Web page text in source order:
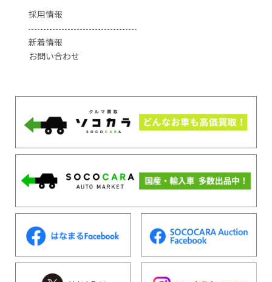
採用情報
新着情報
お問い合わせ